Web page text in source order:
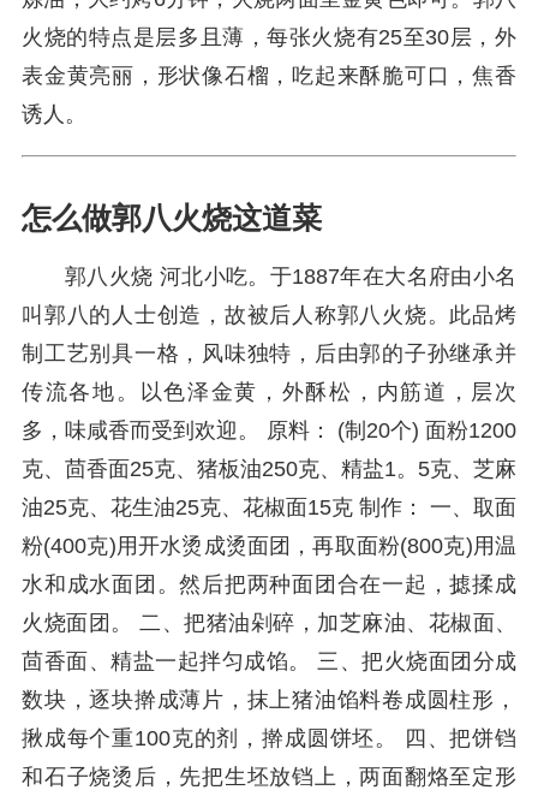
火烧的特点是层多且薄，每张火烧有25至30层，外
表金黄亮丽，形状像石榴，吃起来酥脆可口，焦香
诱人。
怎么做郭八火烧这道菜
郭八火烧 河北小吃。于1887年在大名府由小名
叫郭八的人士创造，故被后人称郭八火烧。此品烤
制工艺别具一格，风味独特，后由郭的子孙继承并
传流各地。以色泽金黄，外酥松，内筋道，层次
多，味咸香而受到欢迎。 原料： (制20个) 面粉1200
克、茴香面25克、猪板油250克、精盐1。5克、芝麻
油25克、花生油25克、花椒面15克 制作： 一、取面
粉(400克)用开水烫成烫面团，再取面粉(800克)用温
水和成水面团。然后把两种面团合在一起，摅揉成
火烧面团。 二、把猪油剁碎，加芝麻油、花椒面、
茴香面、精盐一起拌匀成馅。 三、把火烧面团分成
数块，逐块擀成薄片，抹上猪油馅料卷成圆柱形，
揪成每个重100克的剂，擀成圆饼坯。 四、把饼铛
和石子烧烫后，先把生坯放铛上，两面翻烙至定形